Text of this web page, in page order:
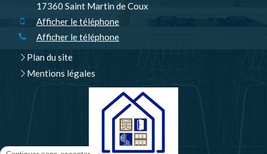
17360 Saint Martin de Coux
Afficher le téléphone
Afficher le téléphone
Plan du site
Mentions légales